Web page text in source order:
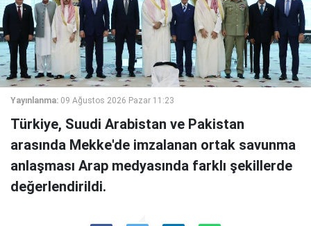
Yayınlanma: 09 Ağustos 2026 Pazar 11:23
Türkiye, Suudi Arabistan ve Pakistan
arasında Mekke'de imzalanan ortak savunma
anlaşması Arap medyasında farklı şekillerde
değerlendirildi.